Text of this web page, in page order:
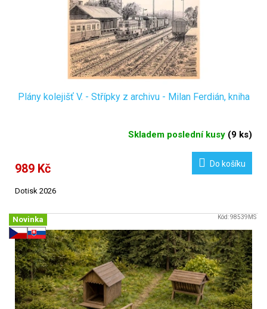
Plány kolejišť V. - Střípky z archivu - Milan Ferdián, kniha
Skladem poslední kusy (9 ks)
989 Kč Do košíku
Dotisk 2026
Novinka Kód:98539MS